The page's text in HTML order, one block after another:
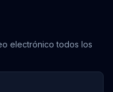
electrónico todos los